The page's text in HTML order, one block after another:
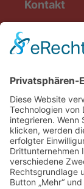
Kontakt
Zimmerplatz
35452
info@awo-
zum
Volksbank
IBAN: